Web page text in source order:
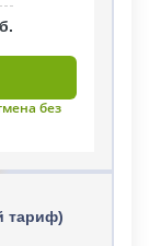
без
тариф)